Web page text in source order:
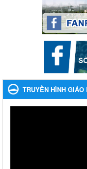
Ngày ban hành: 28/12/
Phối hợp rà soát nhu
Phối hợp rà soát nhu
Ngày ban hành: 22/11/
Phát động, triển khai
cười ngày mai" dành
năm học 2023-2024
Phát động, triển khai
Nhắc nhỡ thực hiện
khoản thu trong nhà
TRUYỀN HÌNH GIÁO